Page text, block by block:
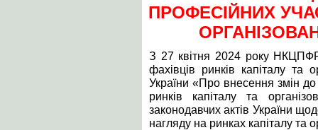
ПРОФЕСІЙНИХ
З 27 квітня 2024 року
фахівців ринків капіталу та
України «Про внесення змін
ринків капіталу та
законодавчих актів України
нагляду на ринках капіталу та